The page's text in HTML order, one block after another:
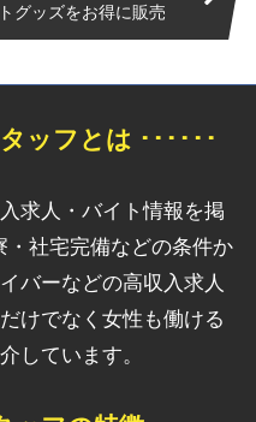
グッズをお得に販売
ッフとは ･･････
求人・バイト情報を掲
社宅完備などの条件か
バーなどの高収入求人
けでなく女性も働ける
しています。